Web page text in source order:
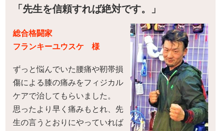
「先生を信頼すれば絶対です。」
総合格闘家
フランキーユウスケ 様
ずっと悩んでいた腰痛や靭帯損
傷による膝の痛みをフィジカル
ケアで治してもらいました。
思ったより早く痛みもとれ、先
生の言うとおりにやっていれば